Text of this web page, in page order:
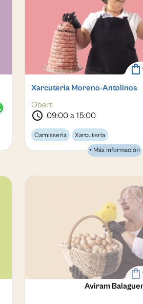
shopping_bag
Xarcuteria Moreno-Antolinos
Obert
schedule 09:00 a 15:00
Carnisseria
Xarcuteria
+ Más información
shopping_bag
Aviram